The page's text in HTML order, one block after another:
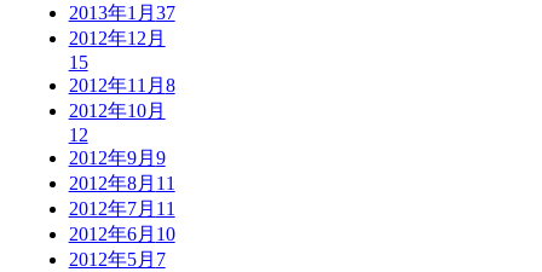
2013年1月 37
2012年12月
15
2012年11月 8
2012年10月
12
2012年9月 9
2012年8月 11
2012年7月 11
2012年6月 10
2012年5月 7